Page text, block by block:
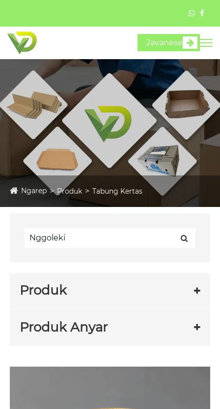
Javanese
Ngarep Produk Tabung Kertas
Produk
Produk Anyar